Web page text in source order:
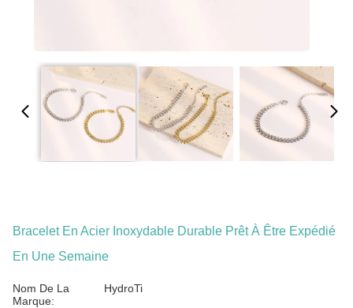
Bracelet En Acier Inoxydable Durable Prêt À Être Expédié
En Une Semaine
Nom De La
Marque:
HydroTi